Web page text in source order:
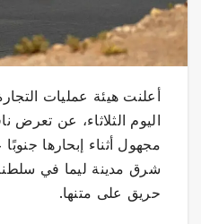
أعلنت هيئة عمليات
اليوم الثلاثاء، عن تعرض
شرق مدينة ليما في
حريق على متنها.